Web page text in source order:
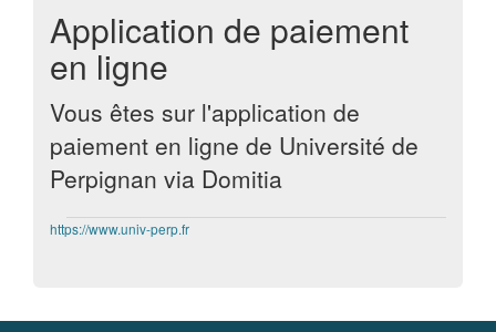
Application de paiement
en ligne
Vous êtes sur l'application de
paiement en ligne de Université de
Perpignan via Domitia
https://www.univ-perp.fr